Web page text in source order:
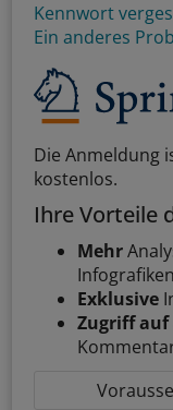
Kennwort
Ein anderes
Die Anmeldung
kostenlos.
Ihre Vorteile
Mehr
Infografiken
Exklusive
Zugriff auf